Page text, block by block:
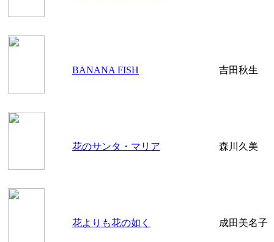
BANANA FISH 吉田秋生
花のサンタ・マリア 森川久美
花よりも花の如く 成田美名子